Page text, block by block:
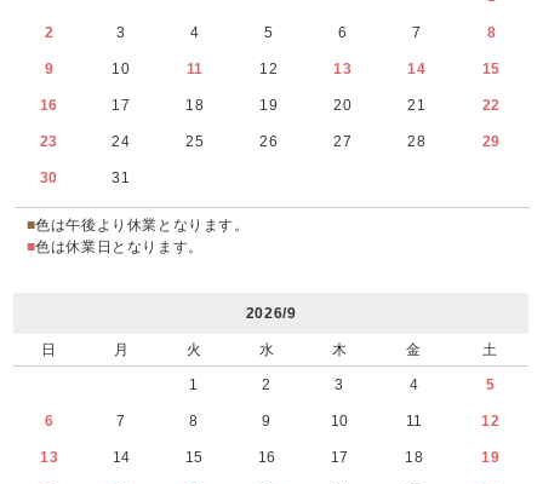
2 3 4 5 6 7 8
9 10 11 12 13 14 15
16 17 18 19 20 21 22
23 24 25 26 27 28 29
30 31
■色は午後より休業となります。
■色は休業日となります。
2026/9
日 月 火 水 木 金 土
1 2 3 4 5
6 7 8 9 10 11 12
13 14 15 16 17 18 19